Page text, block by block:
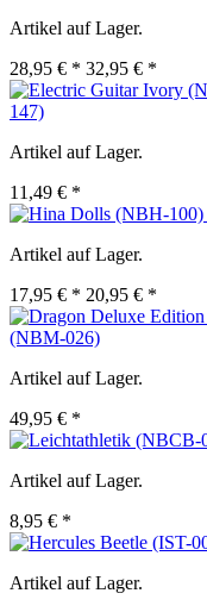
Artikel auf Lager.
28,95 € * 32,95 € *
147)
Artikel auf Lager.
11,49 € *
Artikel auf Lager.
17,95 € * 20,95 € *
(NBM-026)
Artikel auf Lager.
49,95 € *
Artikel auf Lager.
8,95 € *
Artikel auf Lager.